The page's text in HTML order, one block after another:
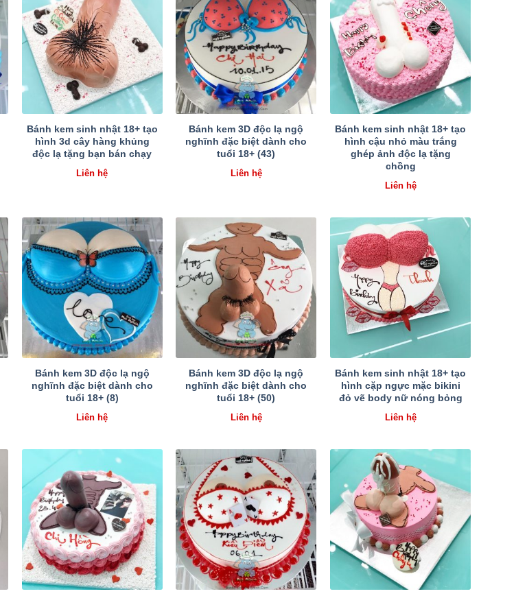
Bánh kem sinh nhật 18+ tạo
hình 3d cây hàng khủng
độc lạ tặng bạn bán chạy
Liên hệ
Bánh kem 3D độc lạ ngộ
nghĩnh đặc biệt dành cho
tuổi 18+ (43)
Liên hệ
Bánh kem sinh nhật 18+ tạo
hình cậu nhỏ màu trắng
ghép ảnh độc lạ tặng
chồng
Liên hệ
Bánh kem 3D độc lạ ngộ
nghĩnh đặc biệt dành cho
tuổi 18+ (8)
Liên hệ
Bánh kem 3D độc lạ ngộ
nghĩnh đặc biệt dành cho
tuổi 18+ (50)
Liên hệ
Bánh kem sinh nhật 18+ tạo
hình cặp ngực mặc bikini
đỏ vẽ body nữ nóng bỏng
Liên hệ